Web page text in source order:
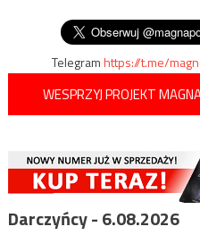
wpisu
Telegramhttps://t.me/
WESPRZYJ PROJEKT
Darczyńcy - 6.08.2026